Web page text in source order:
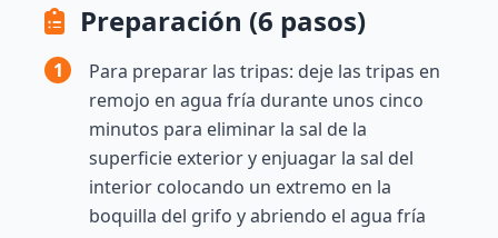
Preparación (6 pasos)
1
Para preparar las tripas: deje las tripas en
remojo en agua fría durante unos cinco
minutos para eliminar la sal de la
superficie exterior y enjuagar la sal del
interior colocando un extremo en la
boquilla del grifo y abriendo el agua fría